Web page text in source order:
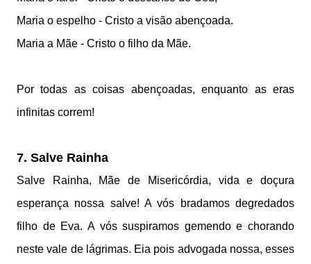
Maria o espelho - Cristo a visão abençoada.
Maria a Mãe - Cristo o filho da Mãe.
Por todas as coisas abençoadas, enquanto as eras
infinitas correm!
7. Salve Rainha
Salve Rainha, Mãe de Misericórdia, vida e doçura
esperança nossa salve! A vós bradamos degredados
filho de Eva. A vós suspiramos gemendo e chorando
neste vale de lágrimas. Eia pois advogada nossa, esses